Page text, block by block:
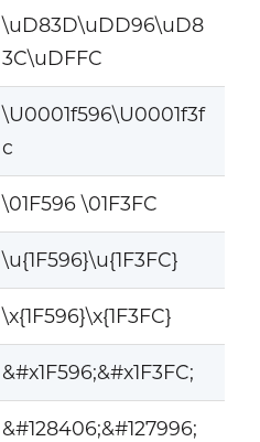
\uD83D\uDD96\uD8
3C\uDFFC
\U0001f596\U0001f3f
c
\01F596 \01F3FC
\u{1F596}\u{1F3FC}
\x{1F596}\x{1F3FC}
&#x1F596;&#x1F3FC;
&#128406;&#127996;